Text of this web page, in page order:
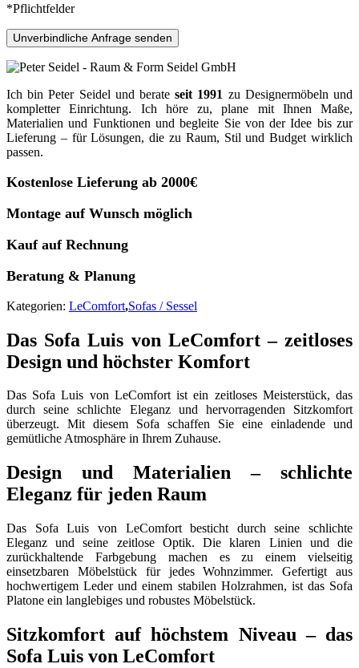
*Pflichtfelder
Unverbindliche Anfrage senden
Ich bin Peter Seidel und berateseit 1991 zu Designermöbeln und
kompletter Einrichtung. Ich höre zu, plane mit Ihnen Maße,
Materialien und Funktionen und begleite Sie von der Idee bis zur
Lieferung – für Lösungen, die zu Raum, Stil und Budget wirklich
passen.
Kostenlose Lieferung ab 2000€
Montage auf Wunsch möglich
Kauf auf Rechnung
Beratung & Planung
Kategorien: LeComfort,Sofas / Sessel
Das Sofa Luis von LeComfort – zeitloses
Design und höchster Komfort
Das Sofa Luis von LeComfort ist ein zeitloses Meisterstück, das
durch seine schlichte Eleganz und hervorragenden Sitzkomfort
überzeugt. Mit diesem Sofa schaffen Sie eine einladende und
gemütliche Atmosphäre in Ihrem Zuhause.
Design und Materialien – schlichte
Eleganz für jeden Raum
Das Sofa Luis von LeComfort besticht durch seine schlichte
Eleganz und seine zeitlose Optik. Die klaren Linien und die
zurückhaltende Farbgebung machen es zu einem vielseitig
einsetzbaren Möbelstück für jedes Wohnzimmer. Gefertigt aus
hochwertigem Leder und einem stabilen Holzrahmen, ist das Sofa
Platone ein langlebiges und robustes Möbelstück.
Sitzkomfort auf höchstem Niveau – das
Sofa Luis von LeComfort